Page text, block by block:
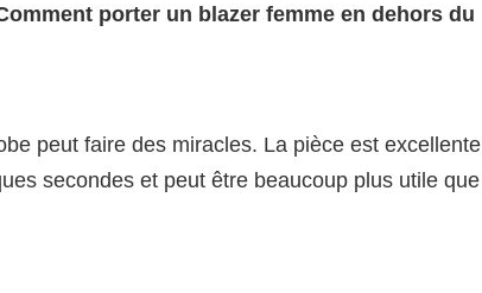
porter un blazer femme en dehors du
peut faire des miracles. La pièce est excellente
secondes et peut être beaucoup plus utile que